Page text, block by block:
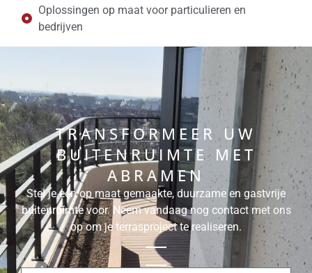
Oplossingen op maat voor particulieren en
bedrijven
TRANSFORMEER UW
BUITENRUIMTE MET
ABRAMEN
Stel je een op maat gemaakte, duurzame en gastvrije
buitenruimte voor. Neem vandaag nog contact met ons
op om je terrasproject te realiseren.